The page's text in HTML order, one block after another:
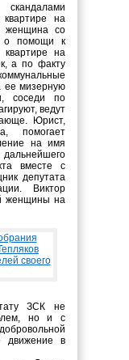
на
женщина со
о помощи к
на
а по факту
ее мизерную
соседи по
ведут
Юрист,
помогает
на имя
вместе с
депутата
Виктор
женщины на
ЗСК не
но и с
движение в